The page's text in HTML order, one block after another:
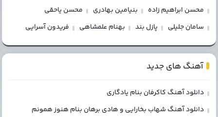
محسن ابراهیم زاده
بنیامین بهادری
محسن یاحقی
سامان جلیلی
پازل بند بهنام علمشاهی فریدون آسرایی
آهنگ های جدید
دانلود آهنگ کاکرفان بنام یادگاری
دانلود آهنگ شهاب بخارایی و هادی برهان بنام هنوز همونم